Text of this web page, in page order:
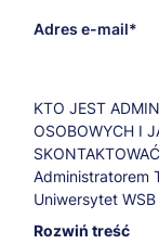
Adres e-mail
KTO JEST
OSOBOWYCH I
Administratorem
Uniwersytet
238A.
Rozwiń treść